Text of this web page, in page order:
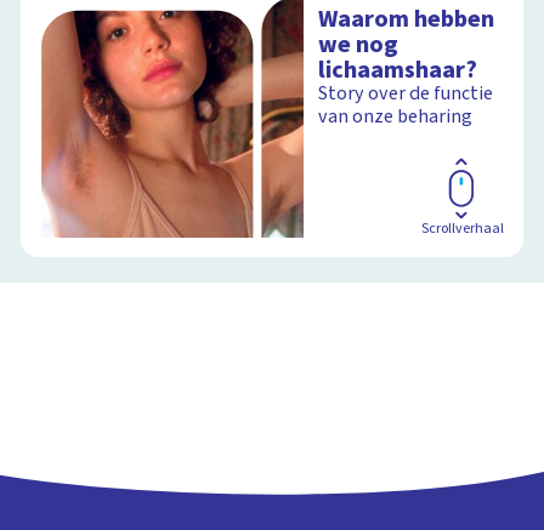
Veluwe
Schoolplaat
Waarom hebben
we nog
lichaamshaar?
Story over de functie
van onze beharing
Scrollverhaal